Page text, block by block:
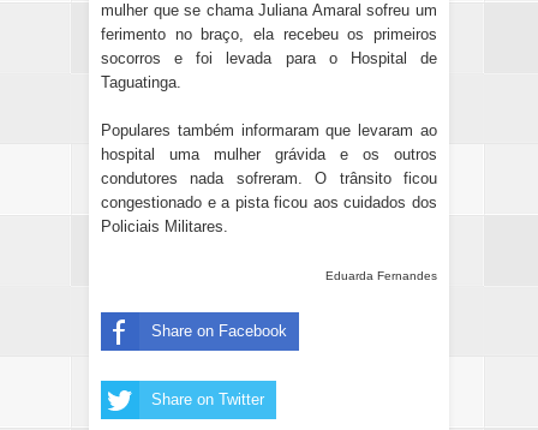
mulher que se chama Juliana Amaral sofreu um
ferimento no braço, ela recebeu os primeiros
socorros e foi levada para o Hospital de
Taguatinga.
Populares também informaram que levaram ao
hospital uma mulher grávida e os outros
condutores nada sofreram. O trânsito ficou
congestionado e a pista ficou aos cuidados dos
Policiais Militares.
Eduarda Fernandes
Share on Facebook
Share on Twitter